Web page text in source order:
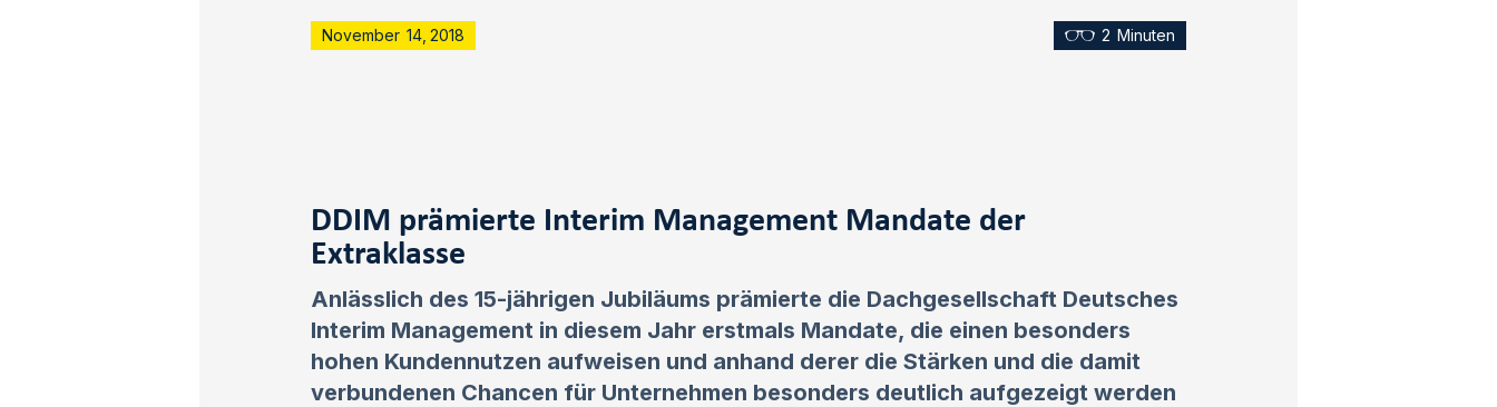
November 14 2018 2 Minuten
DDIM prämierte Interim Management Mandate der
Extraklasse
Anlässlich des 15-jährigen Jubiläums prämierte die Dachgesellschaft Deutsches
Interim Management in diesem Jahr erstmals Mandate, die einen besonders
hohen Kundennutzen aufweisen und anhand derer die Stärken und die damit
verbundenen Chancen für Unternehmen besonders deutlich aufgezeigt werden